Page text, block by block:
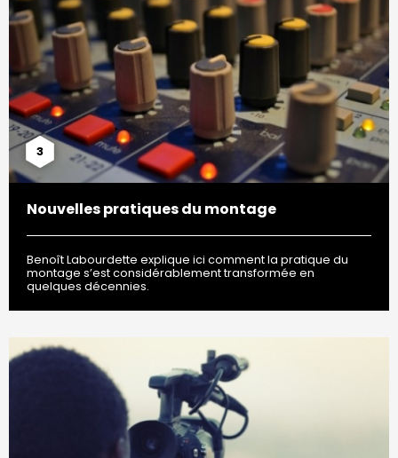
3
Nouvelles pratiques du montage
Benoît Labourdette explique ici comment la pratique du
montage s’est considérablement transformée en
quelques décennies.